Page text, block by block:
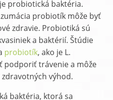
probiotická baktéria.
probiotík môže byť
zdravie. Probiotiká sú
a baktérií. Štúdie
probiotík, ako je L.
podporiť trávenie a môže
výhod.
baktéria, ktorá sa